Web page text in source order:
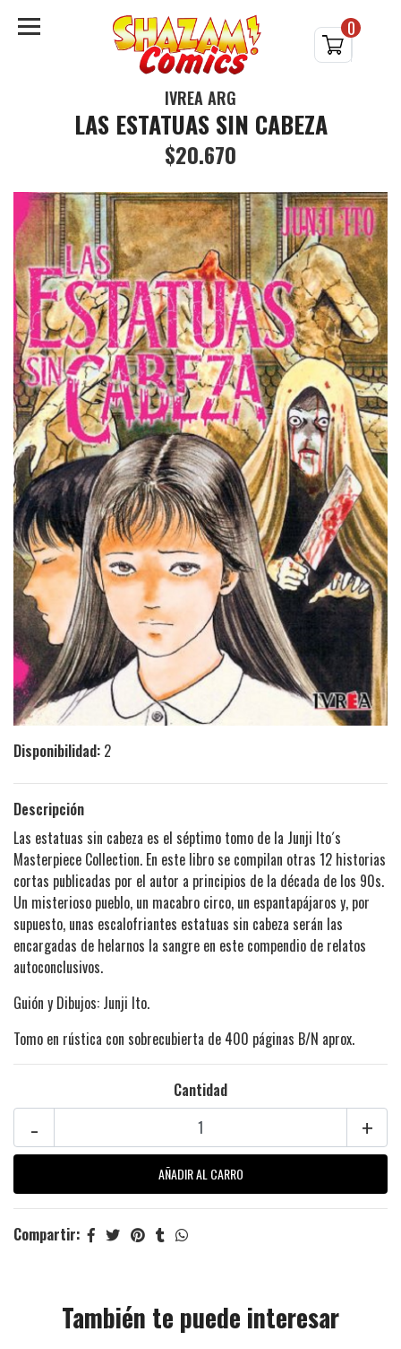
0
IVREA ARG
LAS ESTATUAS SIN CABEZA
$20.670
Disponibilidad: 2
Descripción
Las estatuas sin cabeza es el séptimo tomo de la Junji Ito´s
Masterpiece Collection. En este libro se compilan otras 12 historias
cortas publicadas por el autor a principios de la década de los 90s.
Un misterioso pueblo, un macabro circo, un espantapájaros y, por
supuesto, unas escalofriantes estatuas sin cabeza serán las
encargadas de helarnos la sangre en este compendio de relatos
autoconclusivos.
Guión y Dibujos: Junji Ito.
Tomo en rústica con sobrecubierta de 400 páginas B/N aprox.
Cantidad
+
-
Compartir:
También te puede interesar